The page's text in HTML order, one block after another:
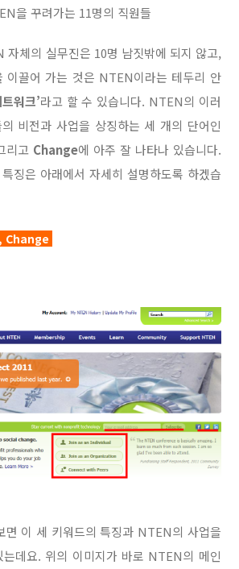
을 꾸려가는 11명의 직원들
자체의 실무진은 10명 남짓밖에 되지 않고,
이끌어 가는 것은 NTEN이라는 테두리 안
트워크’라고 할 수 있습니다. NTEN의 이러
의 비전과 사업을 상징하는 세 개의 단어인
리고 Change에 아주 잘 나타나 있습니다.
징은 아래에서 자세히 설명하도록 하겠습
Change
면 이 세 키워드의 특징과 NTEN의 사업을
데요. 위의 이미지가 바로 NTEN의 메인